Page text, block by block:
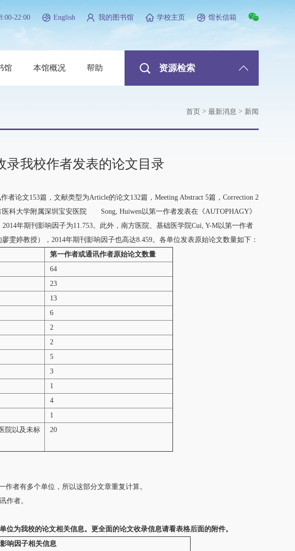
22:00 English 我的图书馆 学校主页 馆长信箱
资源检索
馆 本馆概况 帮助
首页 > 最新消息 > 新闻
录我校作者发表的论文目录
论文153篇，文献类型为Article的论文132篇，Meeting Abstract 5篇，Correction 2
医科大学附属深圳宝安医院 Song, Huiwen以第一作者发表在《AUTOPHAGY》
年期刊影响因子为11.753。此外，南方医院、基础医学院Cui, Y-M以第一作者
雯婷教授），2014年期刊影响因子也高达8.459。各单位发表原始论文数量如下：
第一作者或通讯作者原始论文数量
64
23
13
6
2
2
5
3
1
4
1
院以及未标
20
者有多个单位，所以这部分文章重复计算。
作者。
位为我校的论文相关信息。更全面的论文收录信息请看表格后面的附件。
响因子相关信息